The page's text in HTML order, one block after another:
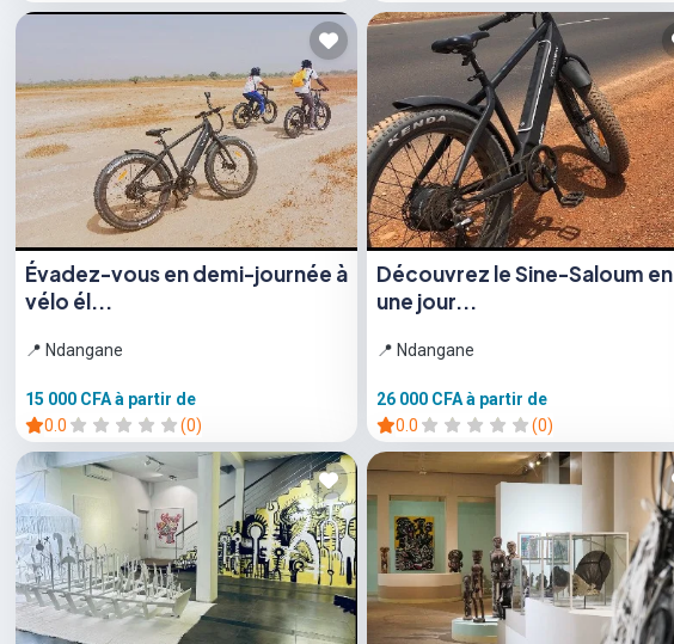
Évadez-vous en demi-journée à
vélo él...
📍 Ndangane
15 000 CFAà partir de
0.0
(0)
Découvrez le Sine-Saloum en
une jour...
📍 Ndangane
26 000 CFAà partir de
0.0
(0)